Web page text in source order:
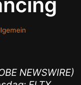
NEWSWIRE)